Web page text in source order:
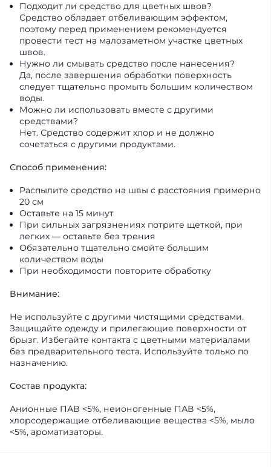
Подходит ли средство для цветных швов?
Средство обладает отбеливающим эффектом,
поэтому перед применением рекомендуется
провести тест на малозаметном участке цветных
швов.
Нужно ли смывать средство после нанесения?
Да, после завершения обработки поверхность
следует тщательно промыть большим количеством
воды.
Можно ли использовать вместе с другими
средствами?
Нет. Средство содержит хлор и не должно
сочетаться с другими продуктами.
Способ применения:
Распылите средство на швы с расстояния примерно
20 см
Оставьте на 15 минут
При сильных загрязнениях потрите щеткой, при
легких — оставьте без трения
Обязательно тщательно смойте большим
количеством воды
При необходимости повторите обработку
Внимание:
Не используйте с другими чистящими средствами.
Защищайте одежду и прилегающие поверхности от
брызг. Избегайте контакта с цветными материалами
без предварительного теста. Используйте только по
назначению.
Состав продукта:
Анионные ПАВ <5%, неионогенные ПАВ <5%,
хлорсодержащие отбеливающие вещества <5%, мыло
<5%, ароматизаторы.